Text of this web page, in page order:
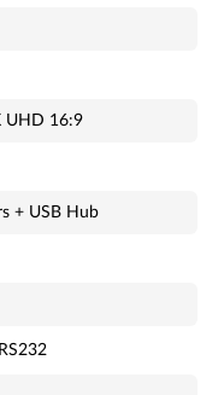
UHD 16:9
+ USB Hub